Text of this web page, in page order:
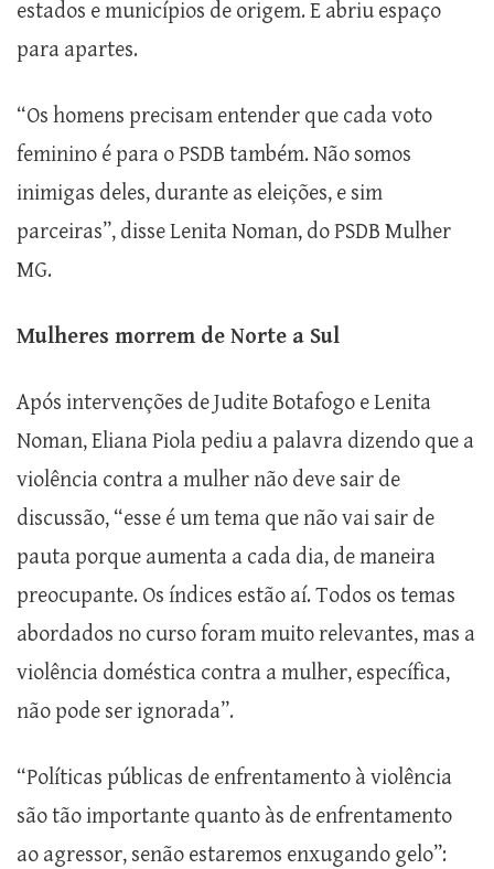
estados e municípios de origem. E abriu espaço
para apartes.
“Os homens precisam entender que cada voto
feminino é para o PSDB também. Não somos
inimigas deles, durante as eleições, e sim
parceiras”, disse Lenita Noman, do PSDB Mulher
MG.
Mulheres morrem de Norte a Sul
Após intervenções de Judite Botafogo e Lenita
Noman, Eliana Piola pediu a palavra dizendo que a
violência contra a mulher não deve sair de
discussão, “esse é um tema que não vai sair de
pauta porque aumenta a cada dia, de maneira
preocupante. Os índices estão aí. Todos os temas
abordados no curso foram muito relevantes, mas a
violência doméstica contra a mulher, específica,
não pode ser ignorada”.
“Políticas públicas de enfrentamento à violência
são tão importante quanto às de enfrentamento
ao agressor, senão estaremos enxugando gelo”: